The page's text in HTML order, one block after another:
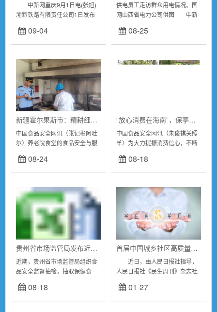
中新网重庆9月1日电(张旭)
渝黔铁路有限责任公司1日发布
一次爆破施工，历经1260多天的
建设，渝厦高铁重庆东至黔江段
09-04
供电员工走访群众用电情况。国
网山西省电力公司供图 中新
和：电力赋能乡村振兴小村庄实
现大变化 作者高雨晴冉涌...
08-25
新疆霍尔果斯市：精耕细作监管田 呵护养老食堂安
中国食品安全网讯（张记彬阿吐
尔）养老院食堂的食品安全与服
社会稳定的重要议题。新疆霍尔
果斯市市场监督管理局肩负着保
08-24
​“放心消费在海南”，保亭县市场监管局在行动！
中国食品安全网讯（朱俊祺关照
羊）为大力提振消费信心，不断
心的消费环境，保亭县市场监督
管理局在省市场监管局指导下深
08-18
贵州省市场监管局发布近日关于34批次食品抽检不合格情况的通告
近期，贵州省市场监管局组织食
品安全监督抽检，抽取保健食
关制品、炒货食品及坚果制品、
蛋制品、淀粉及淀粉制品、调味
08-18
首届中国城乡社区高质量发展论坛在京举行
近日，由人民日报社指导，
人民日报社《民生周刊》杂志社
首届中国城乡社区高质量发展论
坛暨2023全国城乡社区高质量发
01-27